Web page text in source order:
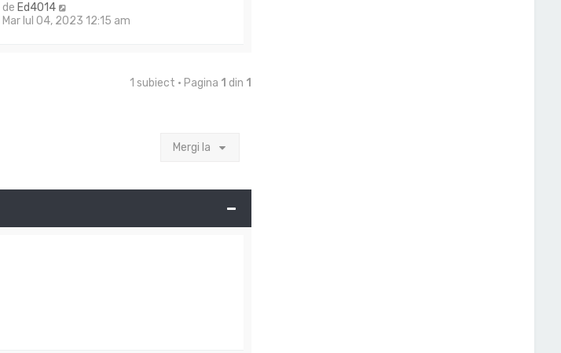
de Ed4014
Mar Iul 04, 2023 12:15 am
1 subiect • Pagina 1 din 1
Mergi la